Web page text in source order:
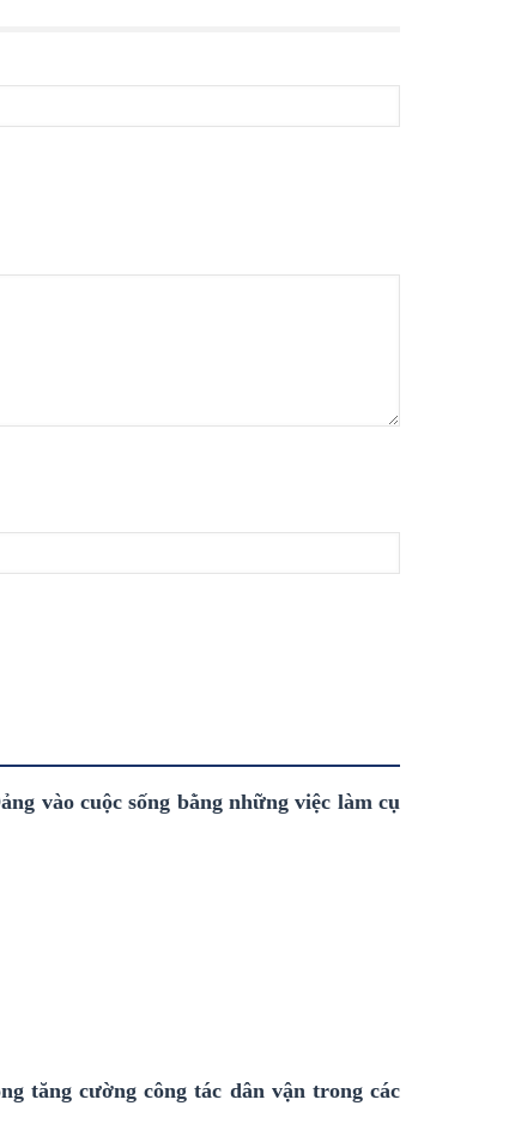
vào cuộc sống bằng những việc làm cụ
tăng cường công tác dân vận trong các